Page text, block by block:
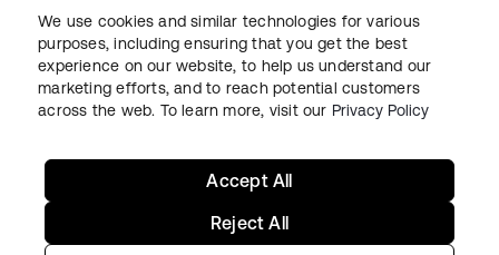
法務プライバシーポリシーサイト利用規約セキュリティ
We use cookies and similar technologies for various
purposes, including ensuring that you get the best
experience on our website, to help us understand our
marketing efforts, and to reach potential customers
across the web. To learn more, visit our Privacy Policy
Reject All
Accept All